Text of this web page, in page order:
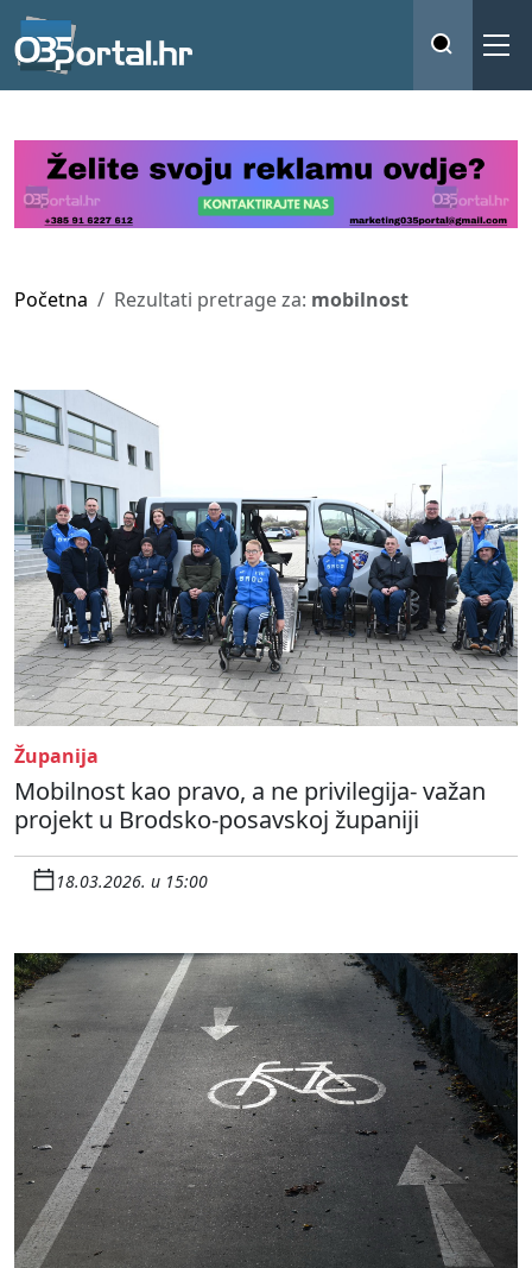
Početna Rezultati pretrage za: mobilnost
Županija
Mobilnost kao pravo, a ne privilegija- važan
projekt u Brodsko-posavskoj županiji
18.03.2026. u 15:00